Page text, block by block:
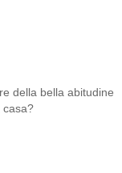
della bella abitudine
casa?